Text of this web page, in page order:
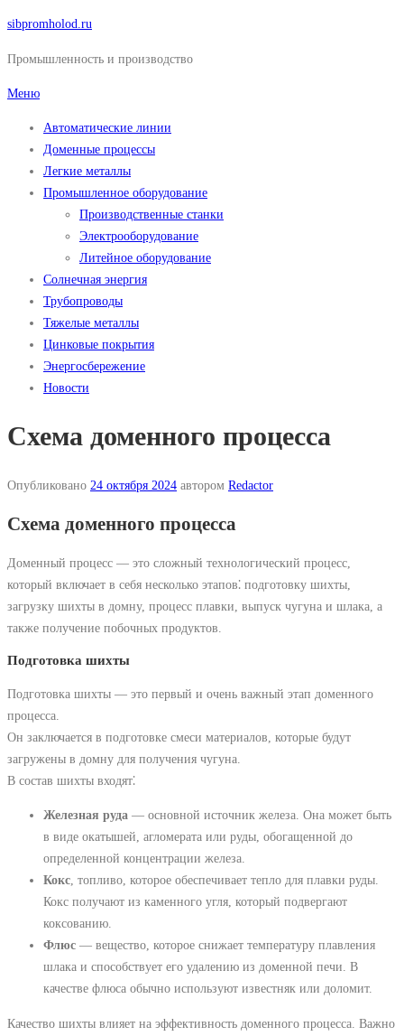
Перейти
содержимому
sibpromholod.ru
Промышленность и производство
Меню
Автоматические линии
Доменные процессы
Легкие металлы
Промышленное оборудование
Производственные станки
Электрооборудование
Литейное оборудование
Солнечная энергия
Трубопроводы
Тяжелые металлы
Цинковые покрытия
Энергосбережение
Новости
Схема доменного процесса
Опубликовано 24 октября 2024 автором Redactor
Схема доменного процесса
Доменный процесс — это сложный технологический процесс,
который включает в себя несколько этапов⁚ подготовку шихты,
загрузку шихты в домну, процесс плавки, выпуск чугуна и шлака, а
также получение побочных продуктов.
Подготовка шихты
Подготовка шихты — это первый и очень важный этап доменного
процесса.
Он заключается в подготовке смеси материалов, которые будут
загружены в домну для получения чугуна.
В состав шихты входят⁚
Железная руда — основной источник железа. Она может быть
в виде окатышей, агломерата или руды, обогащенной до
определенной концентрации железа.
Кокс, топливо, которое обеспечивает тепло для плавки руды.
Кокс получают из каменного угля, который подвергают
коксованию.
Флюс — вещество, которое снижает температуру плавления
шлака и способствует его удалению из доменной печи. В
качестве флюса обычно используют известняк или доломит.
Качество шихты влияет на эффективность доменного процесса. Важно